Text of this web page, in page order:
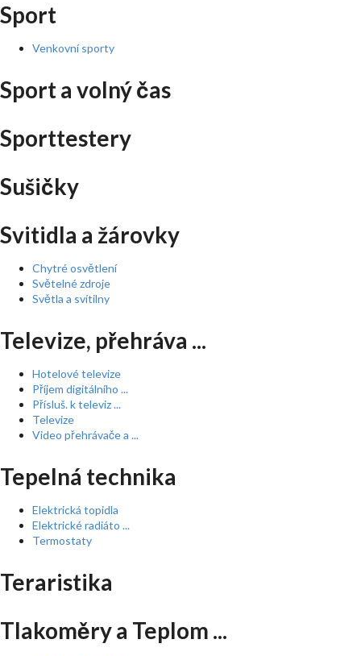
Sport
Venkovní sporty
Sport a volný čas
Sporttestery
Sušičky
Svitidla a žárovky
Chytré osvětlení
Světelné zdroje
Světla a svítilny
Televize, přehráva ...
Hotelové televize
Příjem digitálního ...
Přísluš. k televiz ...
Televize
Video přehrávače a ...
Tepelná technika
Elektrická topidla
Elektrické radiáto ...
Termostaty
Teraristika
Tlakoměry a Teplom ...